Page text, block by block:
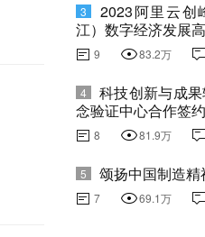
3
2023阿里云创
江）数字经济发展
9 83.2万
4
科技创新与成
念验证中心合作签
8 81.9万
5 颂扬中国制造
7 69.1万